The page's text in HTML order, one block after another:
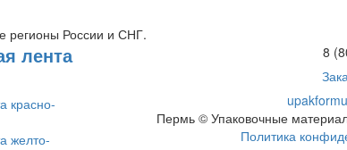
регионы России и СНГ.
лента
красно-
желто-
8
Пермь © Упаковочные
Политика